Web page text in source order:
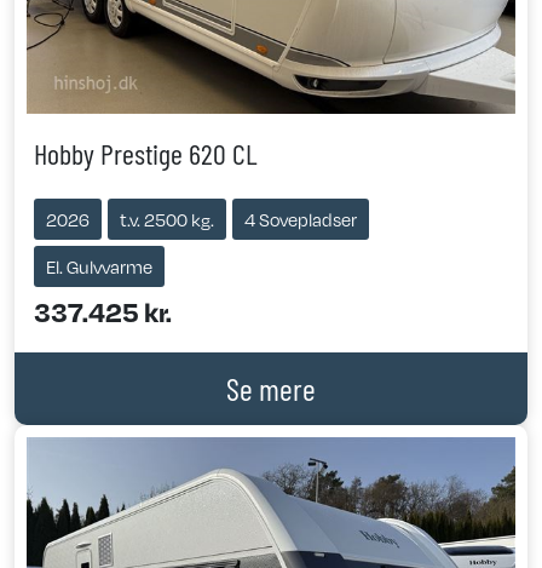
Hobby Prestige 620 CL
2026 t.v. 2500 kg.
4 Sovepladser
El. Gulvvarme
337.425 kr.
Se mere